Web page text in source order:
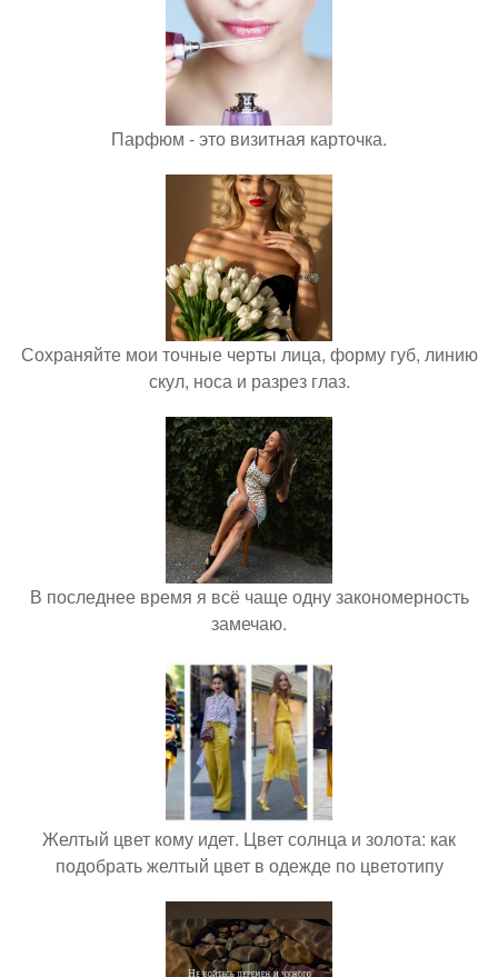
Парфюм - это визитная карточка.
Сохраняйте мои точные черты лица, форму губ, линию
скул, носа и разрез глаз.
В последнее время я всё чаще одну закономерность
замечаю.
Желтый цвет кому идет. Цвет солнца и золота: как
подобрать желтый цвет в одежде по цветотипу